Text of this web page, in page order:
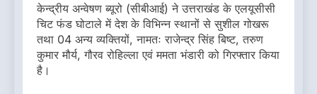
केन्द्रीय अन्वेषण ब्यूरो (सीबीआई) ने उत्तराखंड के एलयूसीसी
चिट फंड घोटाले में देश के विभिन्न स्थानों से सुशील गोखरू
तथा 04 अन्य व्यक्तियों, नामतः राजेन्द्र सिंह बिष्ट, तरुण
कुमार मौर्य, गौरव रोहिल्ला एवं ममता भंडारी को गिरफ्तार किया
है।